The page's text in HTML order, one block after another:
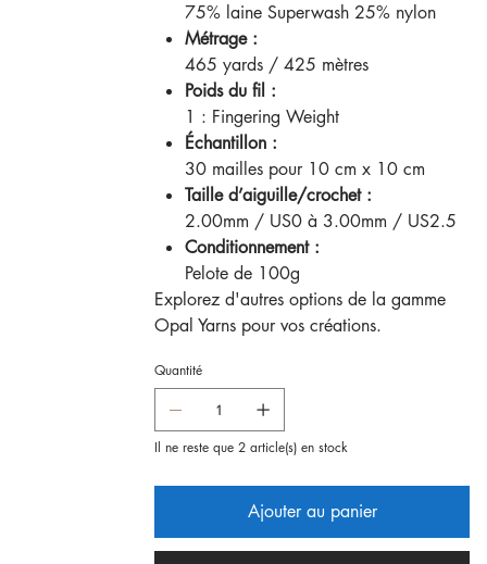
75% laine Superwash 25% nylon
Métrage :
465 yards / 425 mètres
Poids du fil :
1 : Fingering Weight
Échantillon :
30 mailles pour 10 cm x 10 cm
Taille d’aiguille/crochet :
2.00mm / US0 à 3.00mm / US2.5
Conditionnement :
Pelote de 100g
Explorez d'autres options de la gamme
Opal Yarns pour vos créations.
Quantité
Il ne reste que 2 article(s) en stock
Ajouter au panier